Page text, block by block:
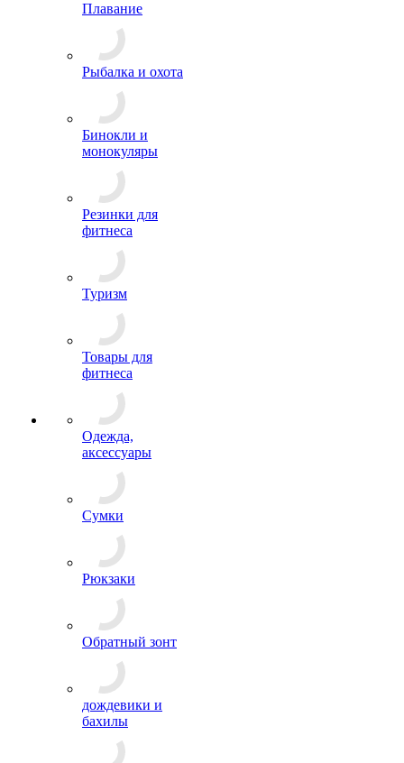
Плавание
Рыбалка и охота
Бинокли и
монокуляры
Резинки для
фитнеса
Туризм
Товары для
фитнеса
Одежда,
аксессуары
Сумки
Рюкзаки
Обратный зонт
дождевики и
бахилы